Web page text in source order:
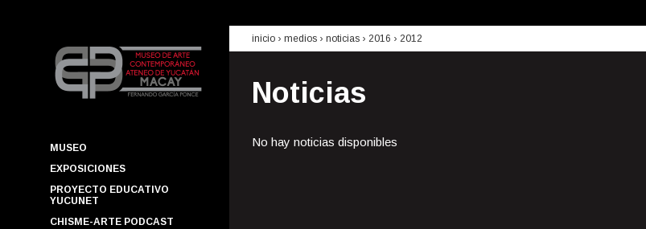
MUSEO
EXPOSICIONES
PROYECTO EDUCATIVO
YUCUNET
CHISME-ARTE PODCAST
inicio › medios › noticias › 2016 › 2012
Noticias
No hay noticias disponibles